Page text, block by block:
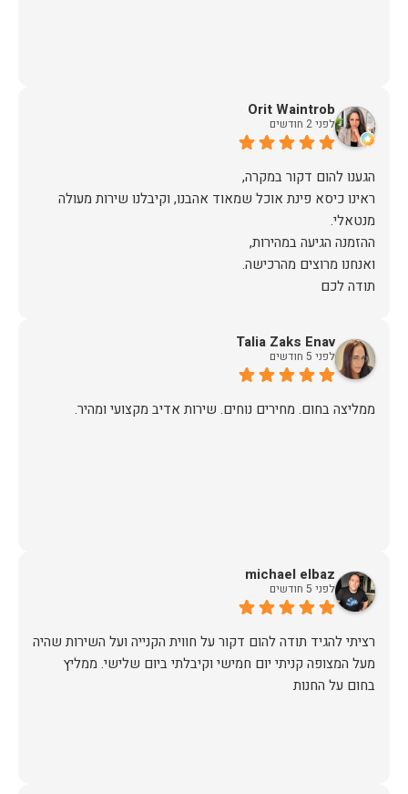
Orit Waintrob
לפני 2 חודשים
ראינו כיסא פינת אוכל שמאוד אהבנו, וקיבלנו שירות מעולה
תודה לכם
Talia Zaks Enav
לפני 5 חודשים
ממליצה בחום. מחירים נוחים. שירות אדיב מקצועי ומהיר.
michael elbaz
לפני 5 חודשים
רציתי להגיד תודה להום דקור על חווית הקנייה ועל השירות שהיה
מעל המצופה קניתי יום חמישי וקיבלתי ביום שלישי. ממליץ
בחום על החנות